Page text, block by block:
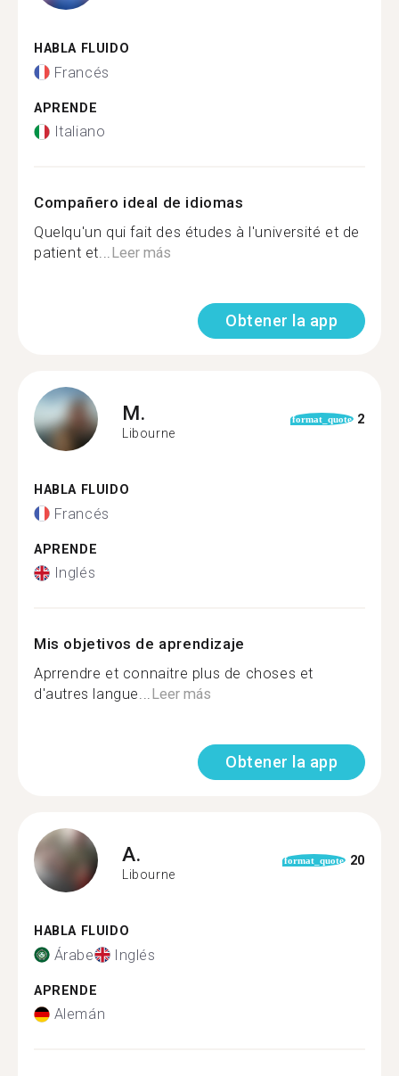
HABLA FLUIDO
Francés
APRENDE
Italiano
Compañero ideal de idiomas
Quelqu'un qui fait des études à l'université et de
patient et...Leer más
Obtener la app
M.
Libourne
format_quote 2
HABLA FLUIDO
Francés
APRENDE
Inglés
Mis objetivos de aprendizaje
Aprrendre et connaitre plus de choses et
d'autres langue...Leer más
Obtener la app
A.
Libourne
format_quote 20
HABLA FLUIDO
Árabe Inglés
APRENDE
Alemán